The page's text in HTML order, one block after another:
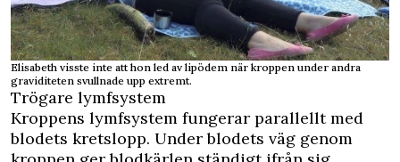
Elisabeth visste inte att hon led av lipödem när kroppen under andra
graviditeten svullnade upp extremt.
Trögare lymfsystem
Kroppens lymfsystem fungerar parallellt med
blodets kretslopp. Under blodets väg genom